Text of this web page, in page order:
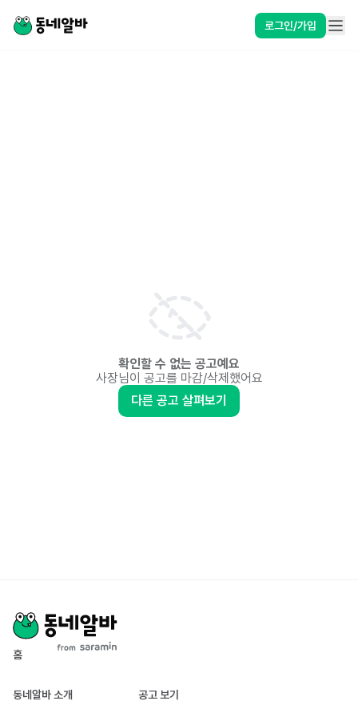
로그인/가입
확인할 수 없는 공고예요
사장님이 공고를 마감/삭제했어요
다른 공고 살펴보기
홈
동네알바 소개 공고 보기